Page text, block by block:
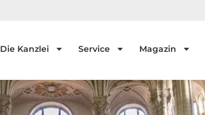
Die Kanzlei Service Magazin